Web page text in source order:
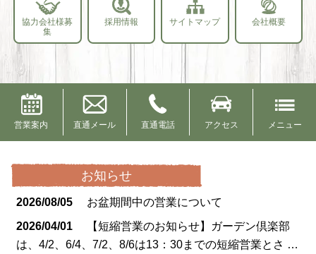
協力会社様募
集
採用情報 サイトマップ 会社概要
営業案内 直通メール 直通電話 アクセス メニュー
お知らせ
2026/08/05
お盆期間中の営業について
2026/04/01
【短縮営業のお知らせ】ガーデン倶楽部
は、4/2、6/4、7/2、8/6は13：30までの短縮営業とさ …